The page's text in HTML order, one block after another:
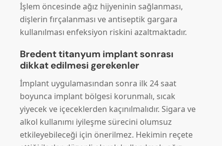
İşlem öncesinde ağız hijyeninin sağlanması,
dişlerin fırçalanması ve antiseptik gargara
kullanılması enfeksiyon riskini azaltmaktadır.
Bredent titanyum implant sonrası
dikkat edilmesi gerekenler
İmplant uygulamasından sonra ilk 24 saat
boyunca implant bölgesi korunmalı, sıcak
yiyecek ve içeceklerden kaçınılmalıdır. Sigara ve
alkol kullanımı iyileşme sürecini olumsuz
etkileyebileceği için önerilmez. Hekimin reçete